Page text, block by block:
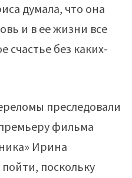
думала, что она
и в ее жизни все
счастье без каких-
преследовали
фильма
Ирина
поскольку